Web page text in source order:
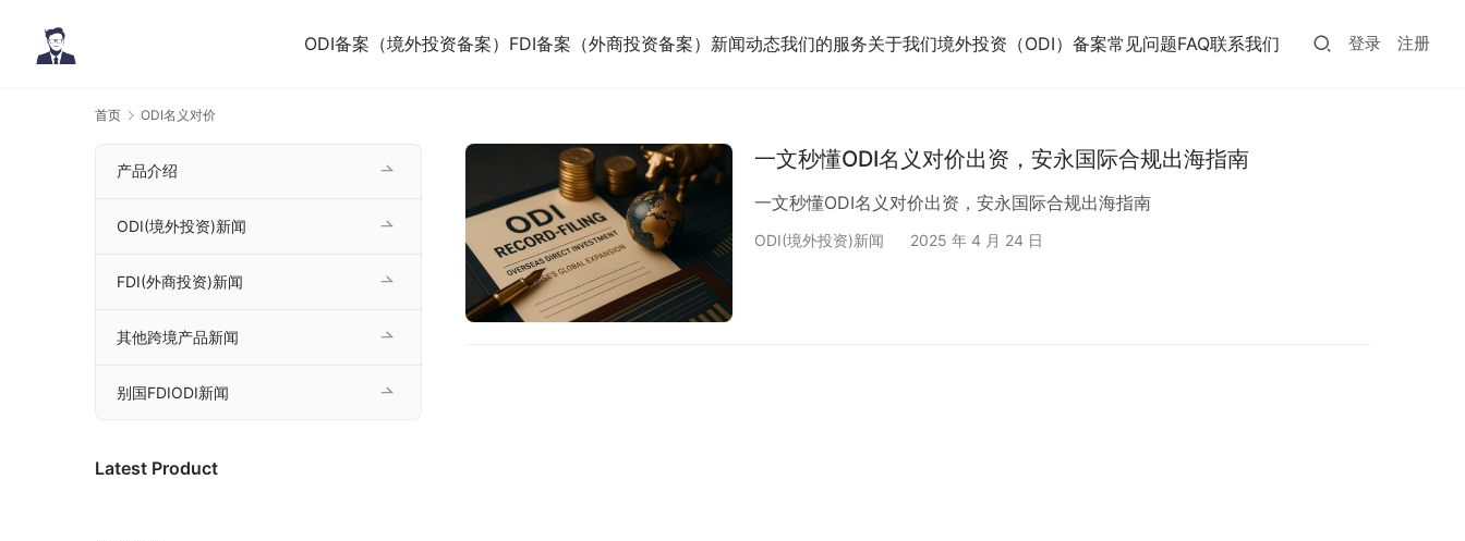
ODI备案（境外投资备案） FDI备案（外商投资备案） 新闻动态我们的服务关于我们境外投资（ODI）备案常见问题FAQ联系我们 登录 注册
首页 ODI名义对价
一文秒懂ODI名义对价出资，安永国际合规出海指南
一文秒懂ODI名义对价出资，安永国际合规出海指南
ODI(境外投资)新闻 2025 年 4 月 24 日
产品介绍
ODI(境外投资)新闻
FDI(外商投资)新闻
其他跨境产品新闻
别国FDIODI新闻
Latest Product